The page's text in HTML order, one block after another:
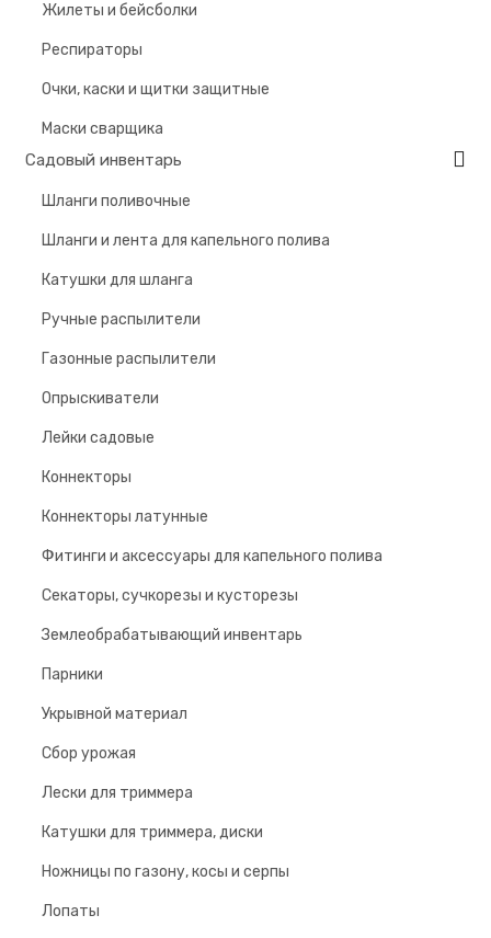
Жилеты и бейсболки
Респираторы
Очки, каски и щитки защитные
Маски сварщика
Садовый инвентарь
Шланги поливочные
Шланги и лента для капельного полива
Катушки для шланга
Ручные распылители
Газонные распылители
Опрыскиватели
Лейки садовые
Коннекторы
Коннекторы латунные
Фитинги и аксессуары для капельного полива
Секаторы, сучкорезы и кусторезы
Землеобрабатывающий инвентарь
Парники
Укрывной материал
Сбор урожая
Лески для триммера
Катушки для триммера, диски
Ножницы по газону, косы и серпы
Лопаты